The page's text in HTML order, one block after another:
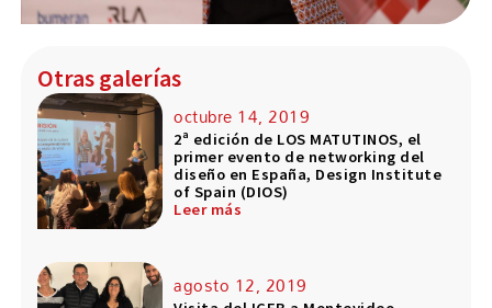
Otras galerías
octubre 14, 2019
2ª edición de LOS MATUTINOS, el
primer evento de networking del
diseño en España, Design Institute
of Spain (DIOS)
Leer más
agosto 12, 2019